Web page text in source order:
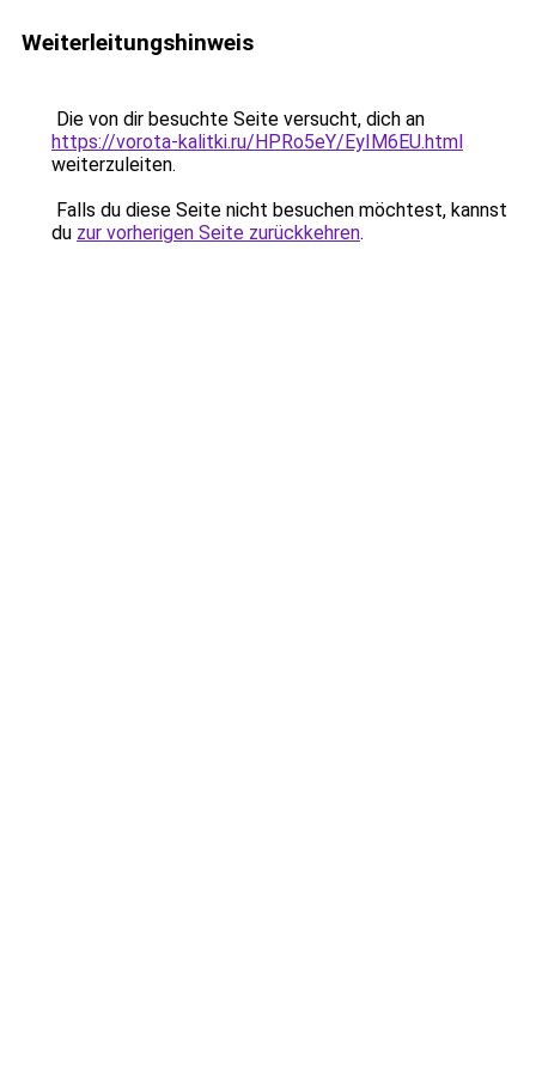
Weiterleitungshinweis
Die von dir besuchte Seite versucht, dich an
https://vorota-kalitki.ru/HPRo5eY/EyIM6EU.html
weiterzuleiten.
Falls du diese Seite nicht besuchen möchtest, kannst
du zur vorherigen Seite zurückkehren.